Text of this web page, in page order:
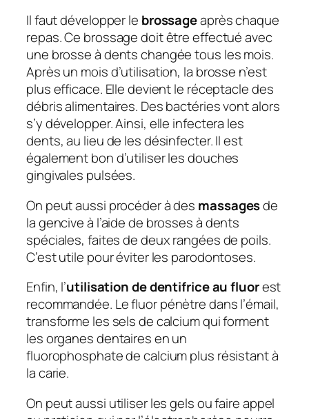
Il faut développer le brossageaprès chaque
repas. Ce brossage doit être effectué avec
une brosse à dents changée tous les mois.
Après un mois d’utilisation, la brosse n’est
plus efficace. Elle devient le réceptacle des
débris alimentaires. Des bactéries vont alors
s’y développer. Ainsi, elle infectera les
dents, au lieu de les désinfecter. Il est
également bon d’utiliser les douches
gingivales pulsées.
On peut aussi procéder à des massagesde
la gencive à l’aide de brosses à dents
spéciales, faites de deux rangées de poils.
C’est utile pour éviter les parodontoses.
Enfin, l’utilisation de dentifrice au fluorest
recommandée. Le fluor pénètre dans l’émail,
transforme les sels de calcium qui forment
les organes dentaires en un
fluorophosphate de calcium plus résistant à
la carie.
On peut aussi utiliser les gels ou faire appel